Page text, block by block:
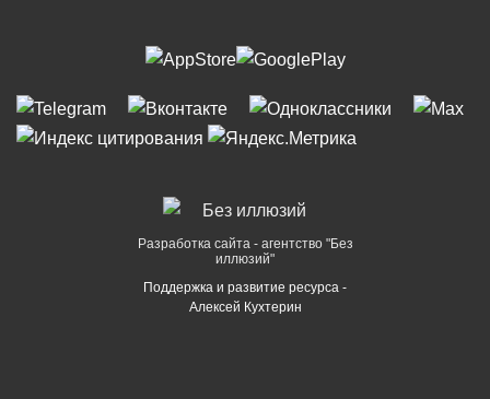
Разработка сайта - агентство "Без
иллюзий"
Поддержка и развитие ресурса -
Алексей Кухтерин